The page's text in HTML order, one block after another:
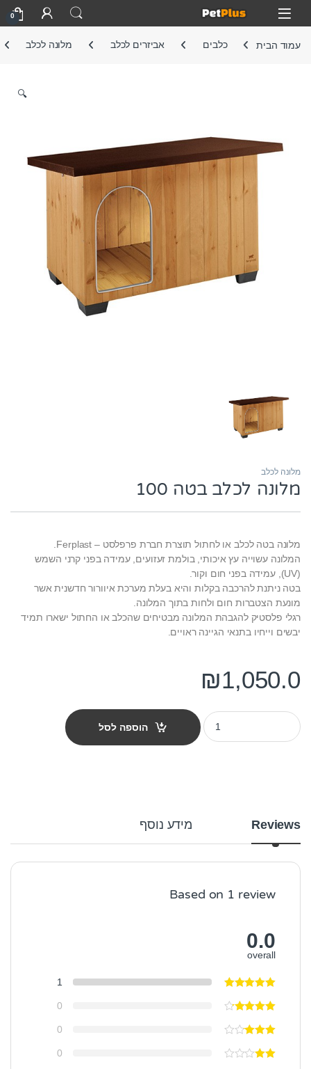
Skip to navigation
Skip to content
Open
0
עמוד הבית כלבים אביזרים לכלב מלונה לכלב
🔍
מלונה לכלב
מלונה לכלב בטה 100
מלונה בטה לכלב או לחתול תוצרת חברת פרפלסט – Ferplast.
המלונה עשוייה עץ איכותי, בולמת זעזועים, עמידה בפני קרני השמש
(UV), עמידה בפני חום וקור.
בטה ניתנת להרכבה בקלות והיא בעלת מערכת איוורור חדשנית אשר
מונעת הצטברות חום ולחות בתוך המלונה.
רגלי פלסטיק להגבהת המלונה מבטיחים שהכלב או החתול ישארו תמיד
יבשים וייחיו בתנאי הגיינה ראויים.
₪1,050.0
מלונה לכלב בטה 100 quantity
הוספה לסל
Reviews מידע נוסף
Based on 1 review
0.0
overall
1
0
0
0